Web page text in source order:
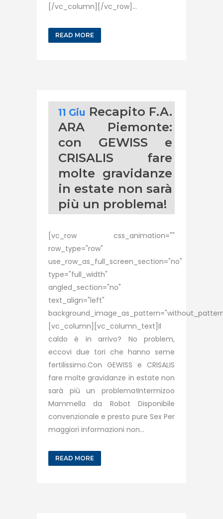
[/vc_column][/vc_row]...
READ MORE
11 Giu Recapito F.A.
ARA Piemonte:
con GEWISS e
CRISALIS fare
molte gravidanze
in estate non sarà
più un problema!
[vc_row css_animation=""
row_type="row"
use_row_as_full_screen_section="no"
type="full_width"
angled_section="no"
text_align="left"
[vc_column][vc_column_text]Il
caldo è in arrivo? No problem,
eccovi due tori che hanno seme
fertilissimo.Con GEWISS e CRISALIS
fare molte gravidanze in estate non
sarà più un problema!Intermizoo
Mammella da Robot Disponibile
convenzionale e presto pure Sex Per
maggiori informazioni non...
READ MORE